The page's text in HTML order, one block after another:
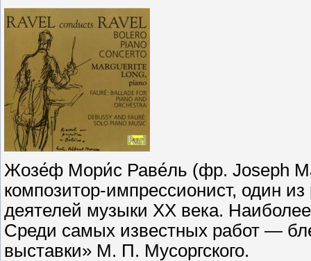
Жозе́ф Мори́с Раве́ль (фр. Joseph
композитор-импрессионист, один
деятелей музыки XX века.
Среди самых известных работ —
выставки» М. П. Мусоргского.